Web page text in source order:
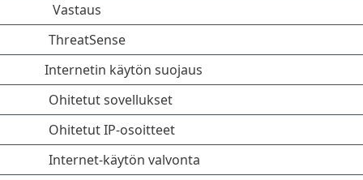
Vastaus
ThreatSense
Internetin käytön suojaus
Ohitetut sovellukset
Ohitetut IP-osoitteet
Internet-käytön valvonta